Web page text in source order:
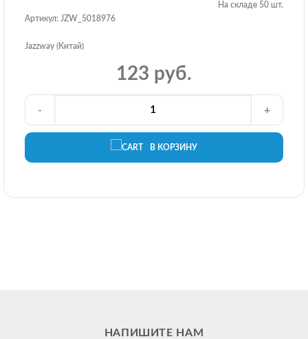
На складе 50 шт.
Артикул: JZW_5018976
Jazzway (Китай)
123 руб.
В КОРЗИНУ
- +
НАПИШИТЕ НАМ